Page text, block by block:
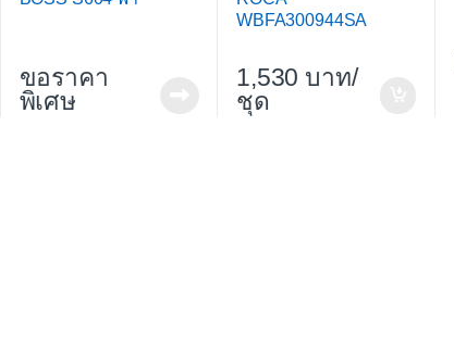
ขอราคา
พิเศษ
WBFA300944SA
1,530
/
ชุด